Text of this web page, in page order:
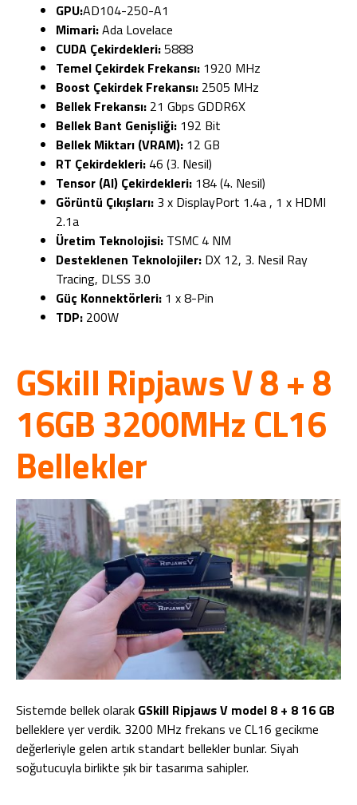
GPU:AD104-250-A1
Mimari:Ada Lovelace
CUDA Çekirdekleri:5888
Temel Çekirdek Frekansı: 1920 MHz
Boost Çekirdek Frekansı: 2505 MHz
Bellek Frekansı: 21 Gbps GDDR6X
Bellek Bant Genişliği: 192 Bit
Bellek Miktarı (VRAM): 12 GB
RT Çekirdekleri: 46 (3. Nesil)
Tensor (AI) Çekirdekleri: 184 (4. Nesil)
Görüntü Çıkışları: 3 x DisplayPort 1.4a , 1 x HDMI
2.1a
Üretim Teknolojisi: TSMC 4 NM
Desteklenen Teknolojiler: DX 12, 3. Nesil Ray
Tracing, DLSS 3.0
Güç Konnektörleri: 1 x 8-Pin
TDP: 200W
GSkill Ripjaws V 8 + 8
16GB 3200MHz CL16
Bellekler
Sistemde bellek olarak GSkill Ripjaws V model 8 + 8 16 GB
belleklere yer verdik. 3200 MHz frekans ve CL16 gecikme
değerleriyle gelen artık standart bellekler bunlar. Siyah
soğutucuyla birlikte şık bir tasarıma sahipler.